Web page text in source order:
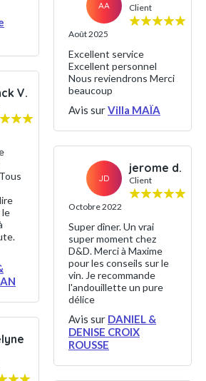
V.
le
AA Client
Août 2025
Excellent service
Excellent personnel
Nous reviendrons Merci
beaucoup
Avis surVilla MAÏA
JD
jerome d.
Client
Octobre 2022
Super dîner. Un vrai
super moment chez
D&D. Merci à Maxime
pour les conseils sur le
vin. Je recommande
l'andouillette un pure
délice
Avis sur DANIEL &
DENISE CROIX
ROUSSE